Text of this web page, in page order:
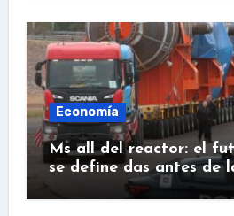
Economía
Ms all del reactor: el
se define das antes de